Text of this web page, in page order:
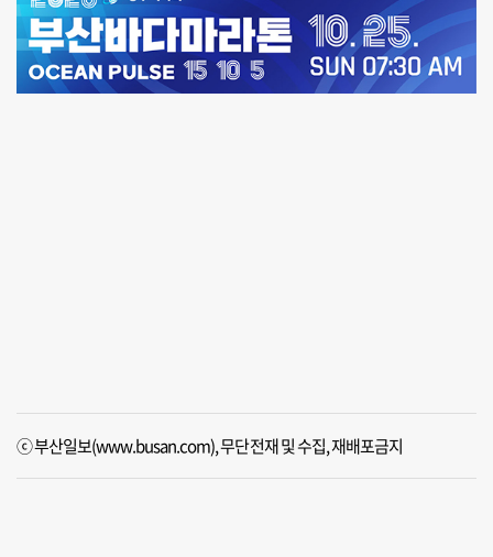
ⓒ 부산일보(www.busan.com), 무단전재 및 수집, 재배포금지